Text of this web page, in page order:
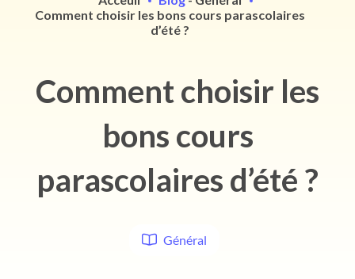
Comment choisir les bons cours parascolaires
d’été ?
Comment choisir les
bons cours
parascolaires d’été ?
Général